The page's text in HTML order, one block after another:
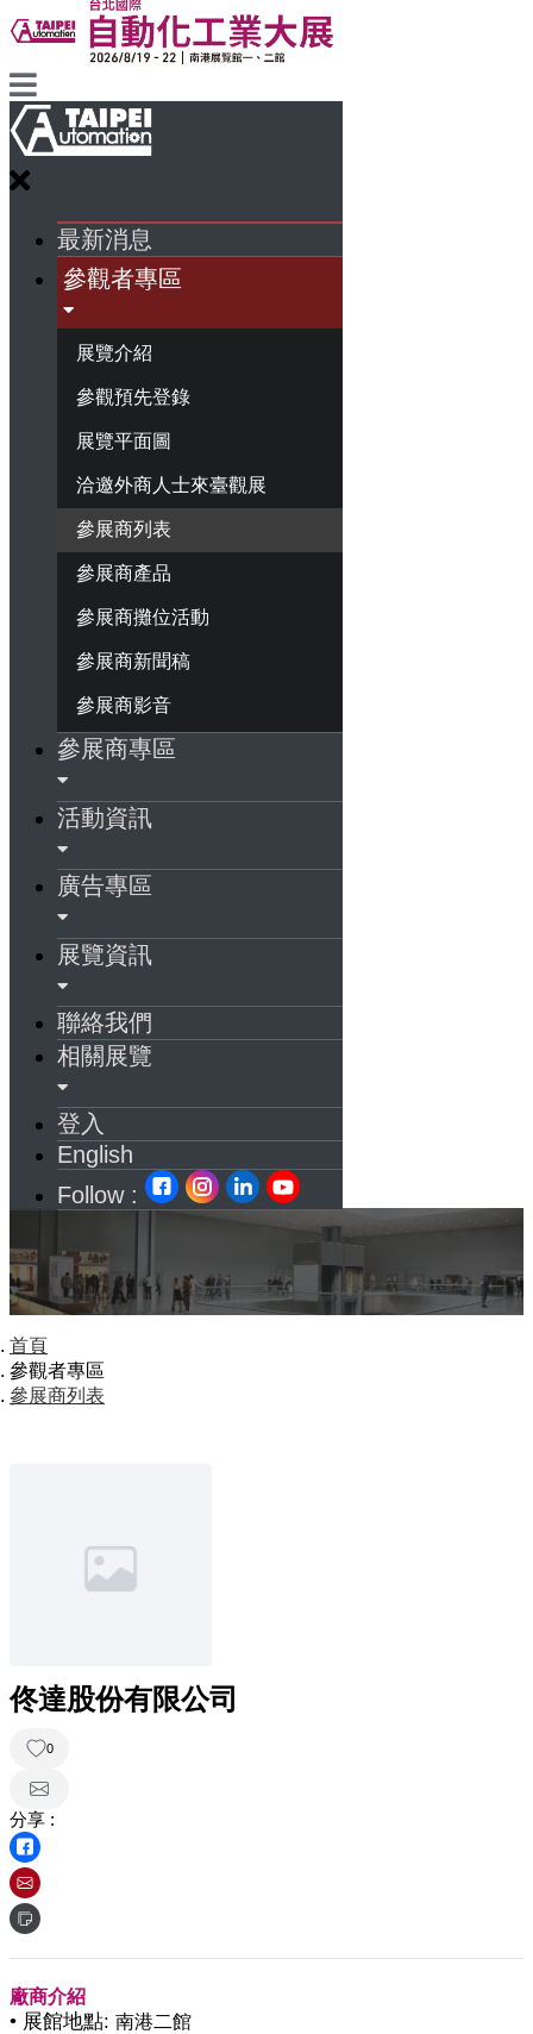
最新消息
參觀者專區
展覽介紹
參觀預先登錄
展覽平面圖
洽邀外商人士來臺觀展
參展商列表
參展商產品
參展商攤位活動
參展商新聞稿
參展商影音
參展商專區
活動資訊
廣告專區
展覽資訊
聯絡我們
相關展覽
登入
English
Follow :
首頁
參觀者專區
參展商列表
佟達股份有限公司
0
分享 :
廠商介紹
• 展館地點: 南港二館